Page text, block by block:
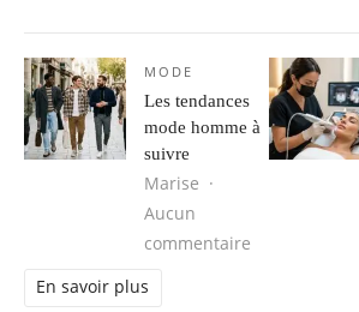
MODE
Les tendances
mode homme à
suivre
Marise
Aucun
commentaire sur Les
En savoir plus